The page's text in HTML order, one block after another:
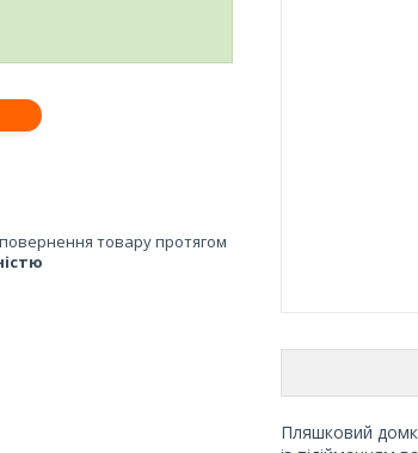
Пляшковий
повернення товару протягом